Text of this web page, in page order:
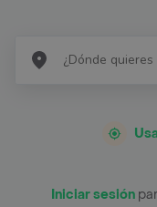
Iniciar sesión